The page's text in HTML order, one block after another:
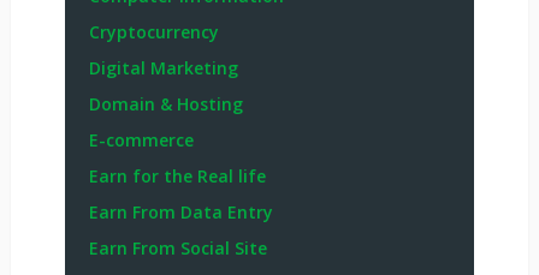
Cryptocurrency
Digital Marketing
Domain & Hosting
E-commerce
Earn for the Real life
Earn From Data Entry
Earn From Social Site